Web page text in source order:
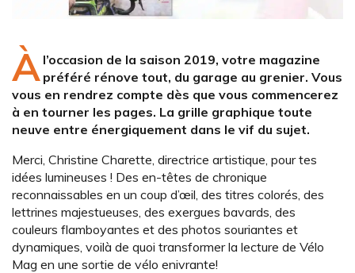
À l’occasion de la saison 2019, votre magazine
préféré rénove tout, du garage au grenier. Vous
vous en rendrez compte dès que vous commencerez
à en tourner les pages. La grille graphique toute
neuve entre énergiquement dans le vif du sujet.
Merci, Christine Charette, directrice artistique, pour tes
idées lumineuses ! Des en-têtes de chronique
reconnaissables en un coup d’œil, des titres colorés, des
lettrines majestueuses, des exergues bavards, des
couleurs flamboyantes et des photos souriantes et
dynamiques, voilà de quoi transformer la lecture de Vélo
Mag en une sortie de vélo enivrante!